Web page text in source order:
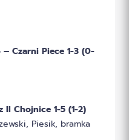
Czarni Piece 1-3 (0-
II Chojnice 1-5 (1-2)
Piesik, bramka